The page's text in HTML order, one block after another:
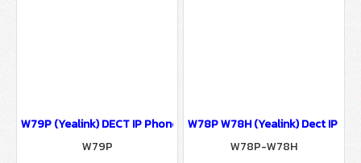
W79P (Yealink) DECT IP Phone IP-PBX Solutions
W79P
W78P W78H (Yealink) Dect IP
W78P-W78H